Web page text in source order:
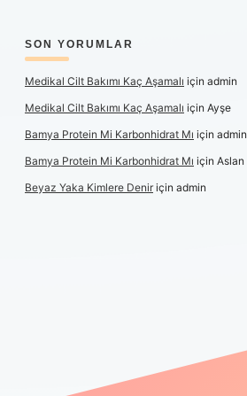
SON YORUMLAR
Medikal Cilt Bakımı Kaç Aşamalı için admin
Medikal Cilt Bakımı Kaç Aşamalı için Ayşe
Bamya Protein Mi Karbonhidrat Mı için admin
Bamya Protein Mi Karbonhidrat Mı için Aslan
Beyaz Yaka Kimlere Deniriçin admin